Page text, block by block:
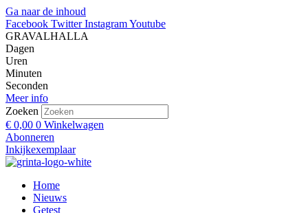
Ga naar de inhoud
Facebook Twitter InstagramYoutube
GRAVALHALLA
Dagen
Uren
Minuten
Seconden
Meer info
Zoeken
€ 0,00 0 Winkelwagen
Abonneren
Inkijkexemplaar
Home
Nieuws
Getest